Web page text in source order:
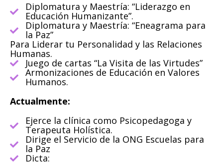
Diplomatura y Maestría: “Liderazgo en
Educación Humanizante”.
Diplomatura y Maestría: “Eneagrama para
la Paz”
Para Liderar tu Personalidad y las Relaciones
Humanas.
Juego de cartas “La Visita de las Virtudes”
Armonizaciones de Educación en Valores
Humanos.
Actualmente:
Ejerce la clínica como Psicopedagoga y
Terapeuta Holística.
Dirige el Servicio de la ONG Escuelas para
la Paz
Dicta: